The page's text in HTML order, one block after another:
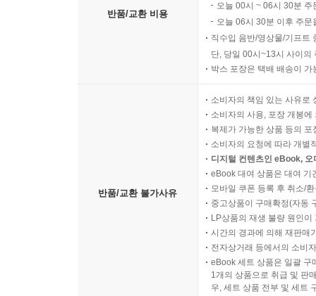
반품/교환 비용
오늘 00시 ~ 06시 30분
오늘 06시 30분 이후 주
직수입 음반/영상물/기프트
단, 당일 00시~13시 사이의
박스 포장은 택배 배송이
반품/교환 불가사유
소비자의 책임 있는 사유로
소비자의 사용, 포장 개봉
복제가 가능한 상품 등의
소비자의 요청에 따라 개별
디지털 컨텐츠인 eBook,
eBook 대여 상품은 대여 기
모바일 쿠폰 등록 후 취소/
중고상품이 구매확정(자동
LP상품의 재생 불량 원인
시간의 경과에 의해 재판매
전자상거래 등에서의 소비
eBook 세트 상품은 일괄 구
1개의 상품으로 취급 및 판
우, 세트 상품 전부 및 세트